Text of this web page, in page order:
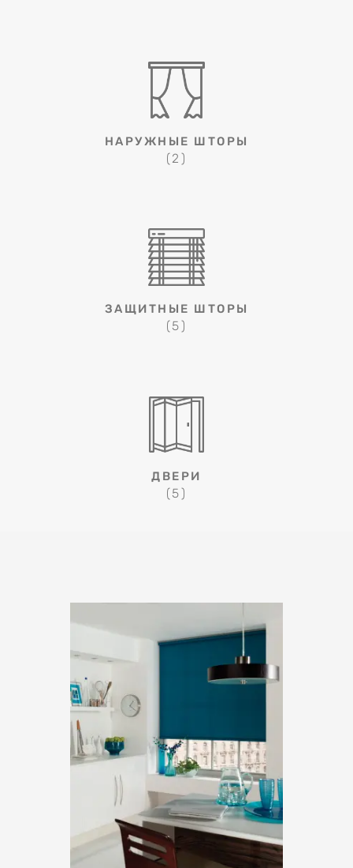
НАРУЖНЫЕ ШТОРЫ
(2)
ЗАЩИТНЫЕ ШТОРЫ
(5)
ДВЕРИ
(5)